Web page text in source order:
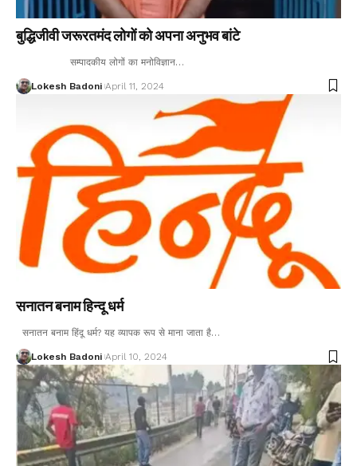
बुद्धिजीवी जरूरतमंद लोगों को अपना अनुभव बांटे
सम्पादकीय लोगों का मनोविज्ञान…
Lokesh Badoni April 11, 2024
सनातन बनाम हिन्दू धर्म
सनातन बनाम हिंदू धर्म? यह व्यापक रूप से माना जाता है…
Lokesh Badoni April 10, 2024